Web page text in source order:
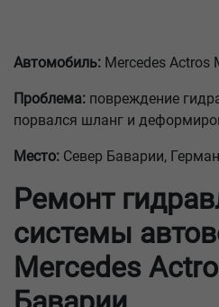
Автомобиль: Mercedes Actros
Проблема: повреждение
порвался шланг и
Место: Север Баварии,
Ремонт
системы
Mercedes